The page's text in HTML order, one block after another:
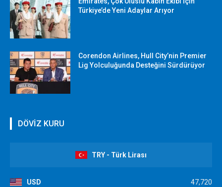
Türkiye’de Yeni Adaylar Arıyor
Corendon Airlines, Hull City’nin Premier
Lig Yolculuğunda Desteğini Sürdürüyor
DÖVİZ KURU
TRY - Türk Lirası
USD 47,720